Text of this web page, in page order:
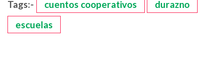
Tags:- cuentos cooperativos
durazno
escuelas